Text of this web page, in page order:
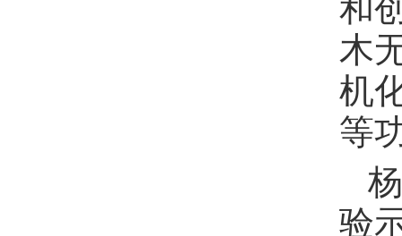
木
机
等
验